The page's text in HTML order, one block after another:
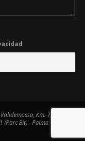
Km. 7,4. Centre
Bit) - Palma - Tel. 971